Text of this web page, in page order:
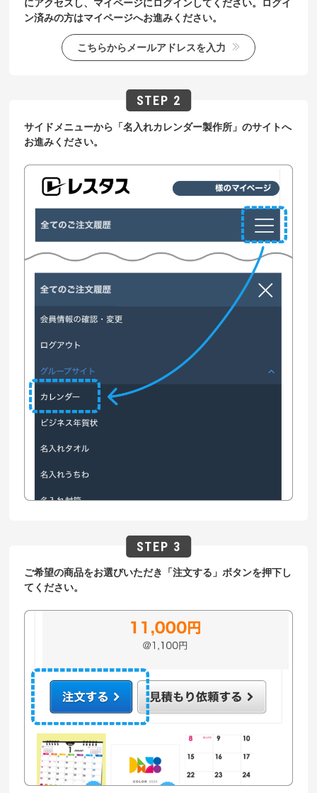
にアクセスし、マイページにログインしてください。ログイ
ン済みの方はマイページへお進みください。
こちらからメールアドレスを入力
サイドメニューから「名入れカレンダー製作所」のサイトへ
お進みください。
ご希望の商品をお選びいただき「注文する」ボタンを押下し
てください。